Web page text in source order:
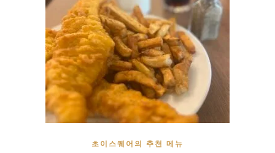
초이스퀘어의 추천 메뉴